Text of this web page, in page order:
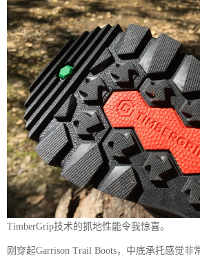
TimberGrip技术的抓地性能令我惊喜。
刚穿起Garrison Trail Boots，中底承托感觉非